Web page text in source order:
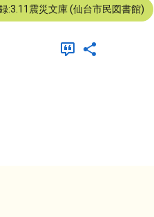
:3.11震災文庫 (仙台市民図書館)